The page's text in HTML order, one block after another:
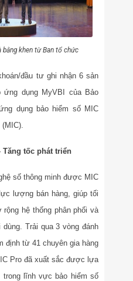
khen từ Ban tổ chức
đầu tư ghi nhận 6 sản
ứng dụng MyVBI của Bảo
dụng bảo hiểm số MIC
(MIC).
tốc phát triển
số thông minh được MIC
lượng bán hàng, giúp tối
hệ thống phân phối và
Trải qua 3 vòng đánh
định từ 41 chuyên gia hàng
Pro đã xuất sắc được lựa
trong lĩnh vực bảo hiểm số